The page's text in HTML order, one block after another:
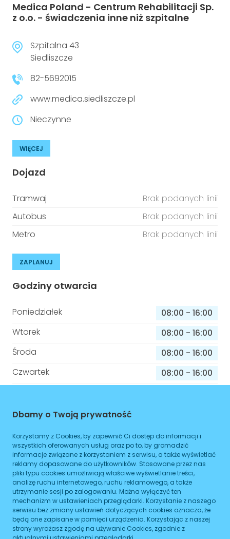
Medica Poland - Centrum Rehabilitacji Sp.
z o.o. - świadczenia inne niż szpitalne
Szpitalna 43
Siedliszcze
82-5692015
www.medica.siedliszcze.pl
Nieczynne
WIĘCEJ
Dojazd
Tramwaj
Brak podanych linii
Autobus
Brak podanych linii
Metro
Brak podanych linii
ZAPLANUJ
Godziny otwarcia
Poniedziałek 08:00 - 16:00
Wtorek
08:00 - 16:00
Środa
08:00 - 16:00
Czwartek
08:00 - 16:00
Sobota
Niedziela
08:00 -16:00
Informacje o sprawach jakie załatwisz w
tym budynku
Brak podanych spraw
ZAPLANUJ
Dbamy o Twoją prywatność
Korzystamy z Cookies, by zapewnić Ci dostęp do informacji i
wszystkich oferowanych usług oraz po to, by gromadzić
informacje związane z korzystaniem z serwisu, a także wyświetlać
reklamy dopasowane do użytkowników. Stosowane przez nas
pliki typu cookies umożliwiają właściwe wyświetlanie treści,
analizę ruchu internetowego, ruchu reklamowego, a także
utrzymanie sesji po zalogowaniu. Można wyłączyć ten
mechanizm w ustawieniach przeglądarki. Korzystanie z naszego
serwisu bez zmiany ustawień dotyczących cookies oznacza, że
będą one zapisane w pamięci urządzenia. Korzystając z naszej
strony wyrażasz zgodę na używanie Cookies, zgodnie z